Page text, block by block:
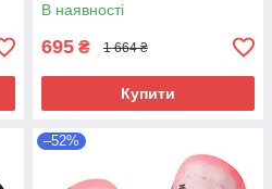
В наявності
695 ₴ 1 664 ₴
Купити
–52%